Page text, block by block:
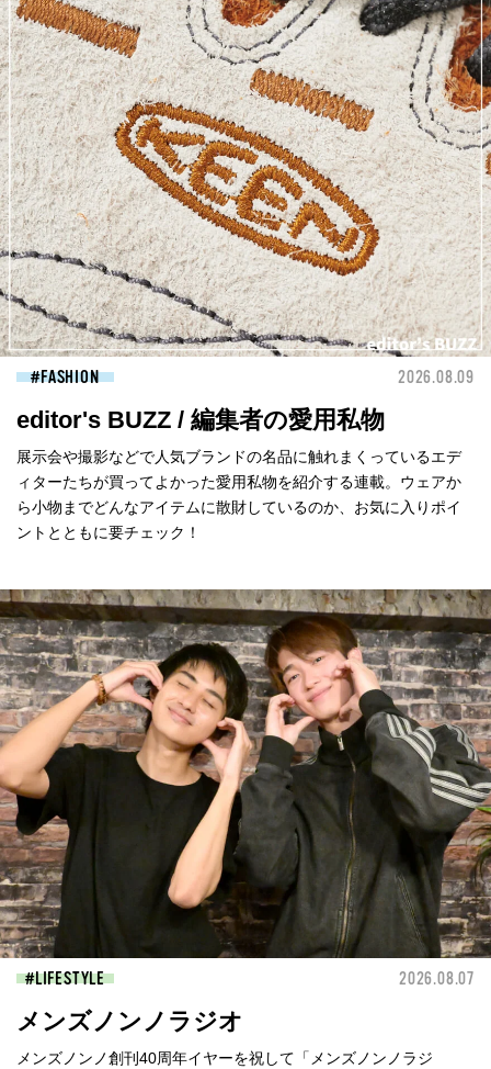
FASHION 2026.08.09
editor's BUZZ / 編集者の愛用私物
展示会や撮影などで人気ブランドの名品に触れまくっているエデ
ィターたちが買ってよかった愛用私物を紹介する連載。ウェアか
ら小物までどんなアイテムに散財しているのか、お気に入りポイ
ントとともに要チェック！
LIFESTYLE 2026.08.07
メンズノンノラジオ
メンズノンノ創刊40周年イヤーを祝して「メンズノンノラジ